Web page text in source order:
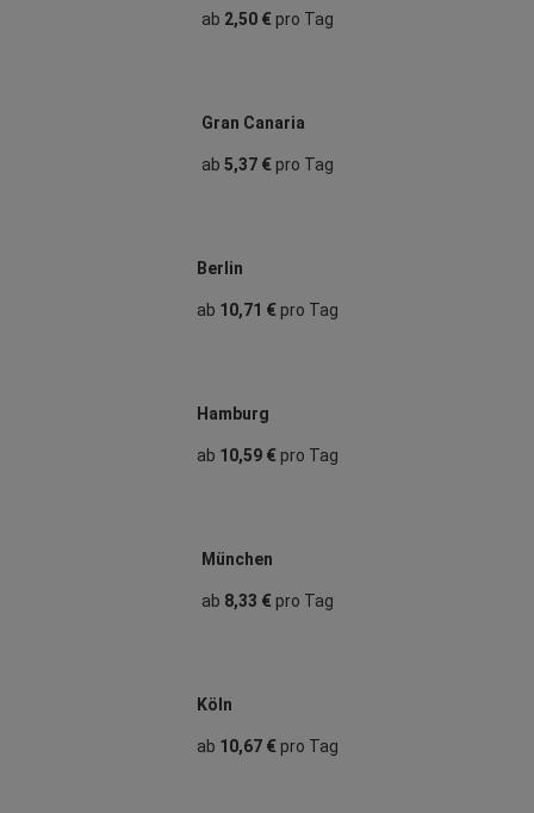
ab 2,50 €pro Tag
Gran Canaria
ab 5,37 €pro Tag
Berlin
ab 10,71 €pro Tag
Hamburg
ab 10,59 €pro Tag
München
ab 8,33 €pro Tag
Köln
ab 10,67 €pro Tag